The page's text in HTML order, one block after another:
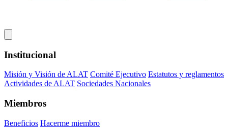
Institucional
Misión y Visión de ALAT Comité Ejecutivo Estatutos y reglamentos
Actividades de ALAT Sociedades Nacionales
Miembros
Beneficios Hacerme miembro